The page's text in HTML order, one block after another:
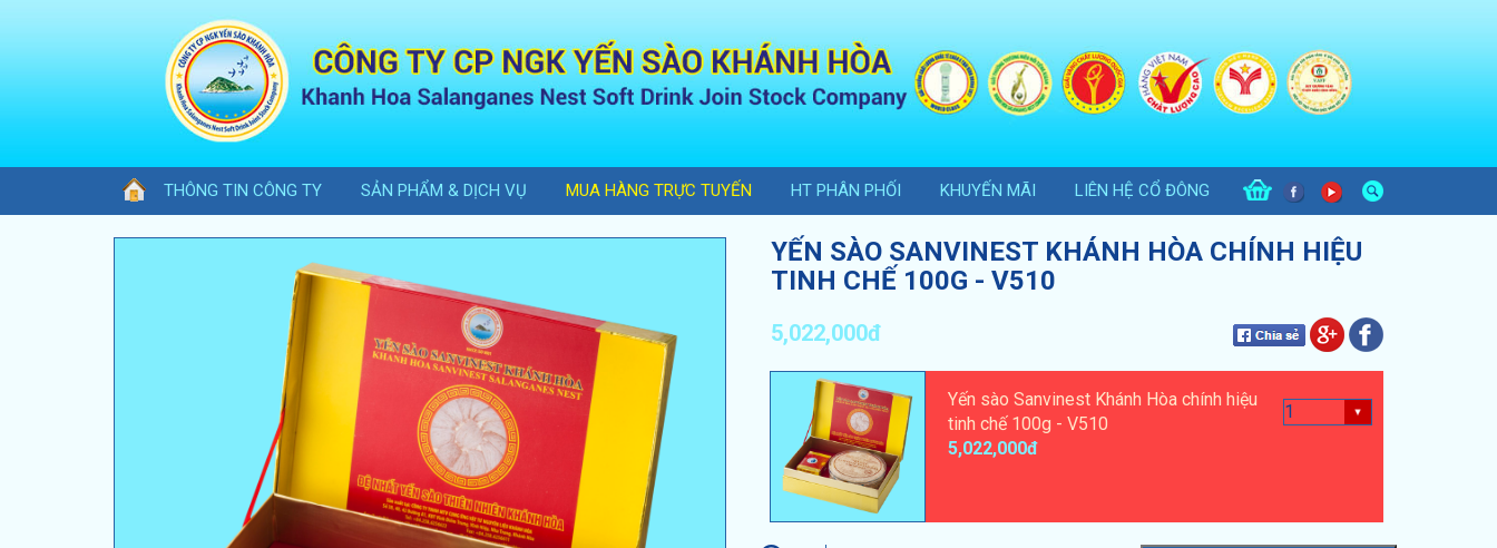
THÔNG TIN CÔNG TY SẢN PHẨM & DỊCH VỤ MUA HÀNG TRỰC TUYẾN HT PHÂN PHỐI KHUYẾN MÃI LIÊN HỆ CỔ ĐÔNG
YẾN SÀO SANVINEST KHÁNH HÒA CHÍNH HIỆU
TINH CHẾ 100G - V510
5,022,000đ
Yến sào Sanvinest Khánh Hòa chính hiệu
tinh chế 100g - V510
5,022,000đ